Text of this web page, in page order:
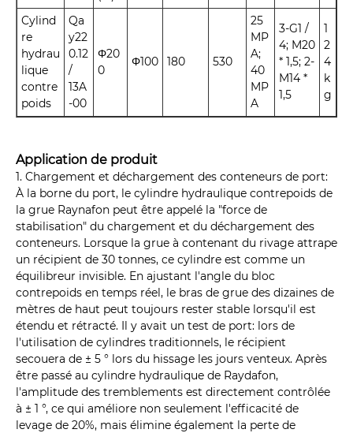
Cylind
re
hydrau
lique
contre
poids
Qa
y22
0.12
/
13A
-00
Φ20
0
Φ100 180 530
25
MP
A;
40
MP
A
3-G1 /
4; M20
* 1,5; 2-
M14 *
1,5
1
2
4
k
g
Application de produit
1. Chargement et déchargement des conteneurs de port:
À la borne du port, le cylindre hydraulique contrepoids de
la grue Raynafon peut être appelé la "force de
stabilisation" du chargement et du déchargement des
conteneurs. Lorsque la grue à contenant du rivage attrape
un récipient de 30 tonnes, ce cylindre est comme un
équilibreur invisible. En ajustant l'angle du bloc
contrepoids en temps réel, le bras de grue des dizaines de
mètres de haut peut toujours rester stable lorsqu'il est
étendu et rétracté. Il y avait un test de port: lors de
l'utilisation de cylindres traditionnels, le récipient
secouera de ± 5 ° lors du hissage les jours venteux. Après
être passé au cylindre hydraulique de Raydafon,
l'amplitude des tremblements est directement contrôlée
à ± 1 °, ce qui améliore non seulement l'efficacité de
levage de 20%, mais élimine également la perte de